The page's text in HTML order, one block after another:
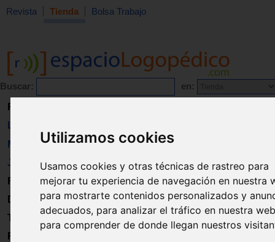
Utilizamos cookies
Usamos cookies y otras técnicas de rastreo para
mejorar tu experiencia de navegación en nuestra
para mostrarte contenidos personalizados y
adecuados, para analizar el tráfico en nuestra
para comprender de donde llegan nuestros
Revista Tienda Bolsa Trabajo
Buscar: en:
Revista
Libros
Material
Juguetes
Formación
Directorio
Trabajo
Registro